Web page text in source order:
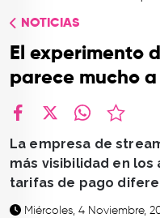
CONTACTO
NOTICIAS
El experimento
parece mucho
La empresa de
más visibilidad en
tarifas de pago
Miércoles, 4 Noviembre,